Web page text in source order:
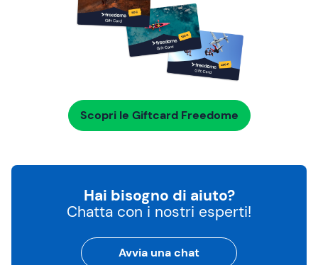
Scopri le Giftcard Freedome
Hai bisogno di aiuto?
Chatta con i nostri esperti!
Avvia una chat